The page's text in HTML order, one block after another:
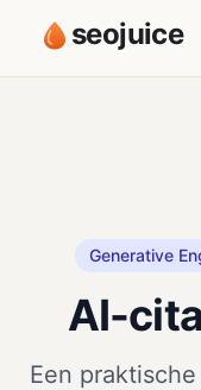
seojuice
Generative
AI-
Een